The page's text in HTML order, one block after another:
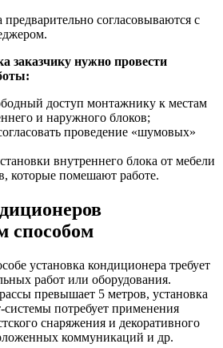
согласовываются с
заказчику нужно провести
доступ монтажнику к местам
и наружного блоков;
проведение «шумовых»
внутреннего блока от мебели
которые помешают работе.
способом
установка кондиционера требует
работ или оборудования.
превышает 5 метров, установка
потребует применения
снаряжения и декоративного
коммуникаций и др.